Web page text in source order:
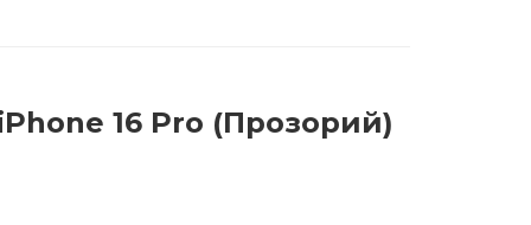
16 Pro (Прозорий)